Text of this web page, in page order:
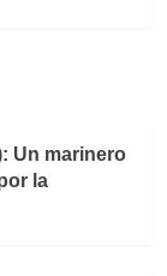
Un marinero
la